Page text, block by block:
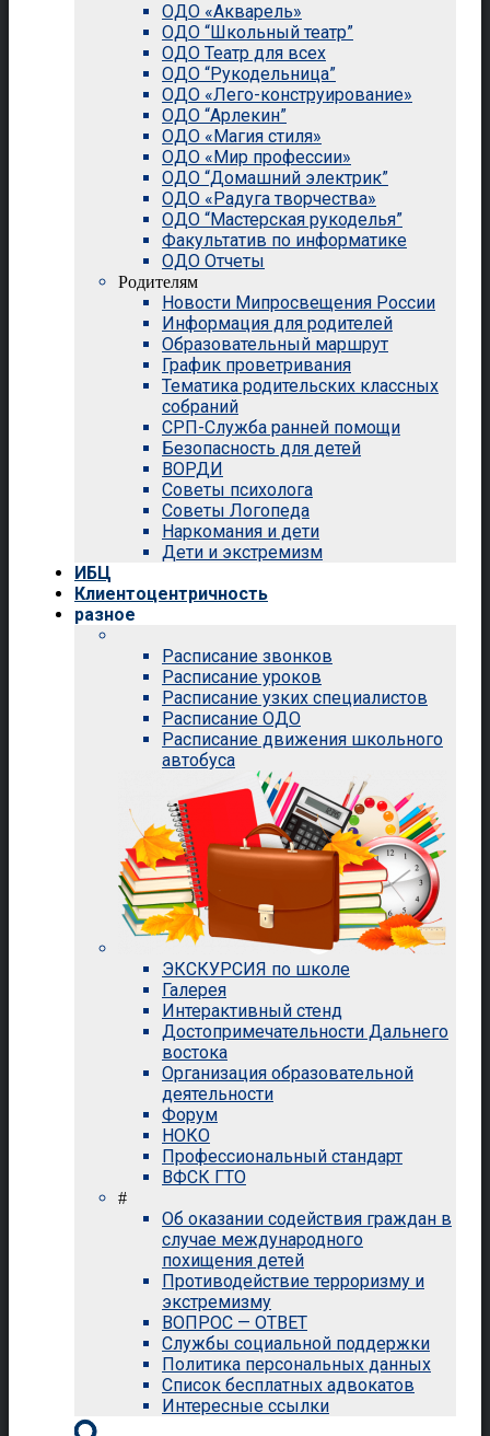
ОДО «Акварель»
ОДО “Школьный театр”
ОДО Театр для всех
ОДО “Рукодельница”
ОДО «Лего-конструирование»
ОДО “Арлекин”
ОДО «Магия стиля»
ОДО «Мир профессии»
ОДО “Домашний электрик”
ОДО «Радуга творчества»
ОДО “Мастерская рукоделья”
Факультатив по информатике
ОДО Отчеты
Родителям
Новости Мипросвещения России
Информация для родителей
Образовательный маршрут
График проветривания
Тематика родительских классных
собраний
СРП-Служба ранней помощи
Безопасность для детей
ВОРДИ
Советы психолога
Советы Логопеда
Наркомания и дети
Дети и экстремизм
ИБЦ
Клиентоцентричность
разное
Расписание звонков
Расписание уроков
Расписание узких специалистов
Расписание ОДО
Расписание движения школьного
автобуса
ЭКСКУРСИЯ по школе
Галерея
Интерактивный стенд
Достопримечательности Дальнего
востока
Организация образовательной
деятельности
Форум
НОКО
Профессиональный стандарт
ВФСК ГТО
#
Об оказании содействия граждан в
случае международного
похищения детей
Противодействие терроризму и
экстремизму
ВОПРОС — ОТВЕТ
Службы социальной поддержки
Политика персональных данных
Список бесплатных адвокатов
Интересные ссылки